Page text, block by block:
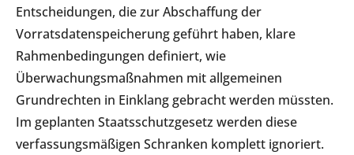
Entscheidungen, die zur Abschaffung der
Vorratsdatenspeicherung geführt haben, klare
Rahmenbedingungen definiert, wie
Überwachungsmaßnahmen mit allgemeinen
Grundrechten in Einklang gebracht werden müssten.
Im geplanten Staatsschutzgesetz werden diese
verfassungsmäßigen Schranken komplett ignoriert.